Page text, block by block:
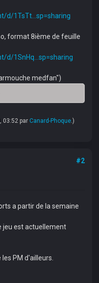
d/1TsTt...sp=sharing
format 8ième de feuille
d/1SnHq...sp=sharing
medfan")
03:52 par Canard-Phoque.)
#2
a partir de la semaine
jeu est actuellement
PM d'ailleurs.